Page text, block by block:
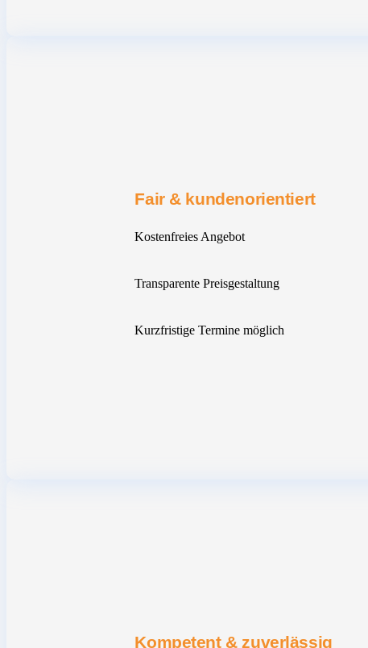
Fair & kundenorientiert
Kostenfreies Angebot
Transparente Preisgestaltung
Kurzfristige Termine möglich
Kompetent & zuverlässig